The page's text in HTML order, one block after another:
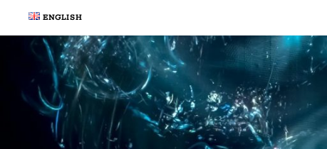
ENGLISH